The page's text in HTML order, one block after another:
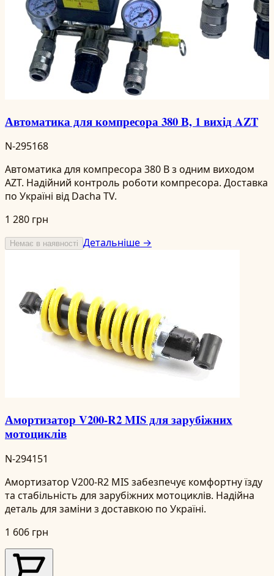
Автоматика для компресора 380 В, 1 вихід AZT
N-295168
Автоматика для компресора 380 В з одним виходом
AZT. Надійний контроль роботи компресора. Доставка
по Україні від Dacha TV.
1 280 грн
Немає в наявності Детальніше →
Амортизатор V200-R2 MIS для зарубіжних
мотоциклів
N-294151
Амортизатор V200-R2 MIS забезпечує комфортну їзду
та стабільність для зарубіжних мотоциклів. Надійна
деталь для заміни з доставкою по Україні.
1 606 грн